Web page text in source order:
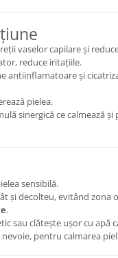
vaselor capilare și
reduce iritațiile.
antiinflamatoare și
pielea.
sinergică ce calmează și
sensibilă.
și decolteu, evitând zona
.
sau clătește ușor cu apă
nevoie, pentru calmarea